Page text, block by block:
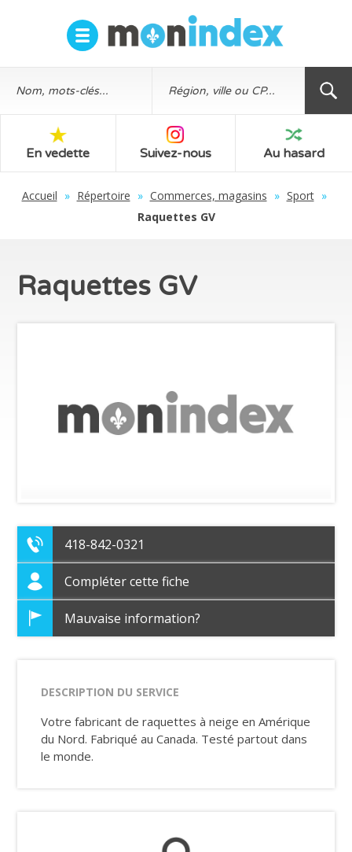
En vedette Suivez-nous Au hasard
Accueil » Répertoire » Commerces, magasins » Sport »
Raquettes GV
Raquettes GV
418-842-0321
Compléter cette fiche
Mauvaise information?
DESCRIPTION DU SERVICE
Votre fabricant de raquettes à neige en Amérique
du Nord. Fabriqué au Canada. Testé partout dans
le monde.